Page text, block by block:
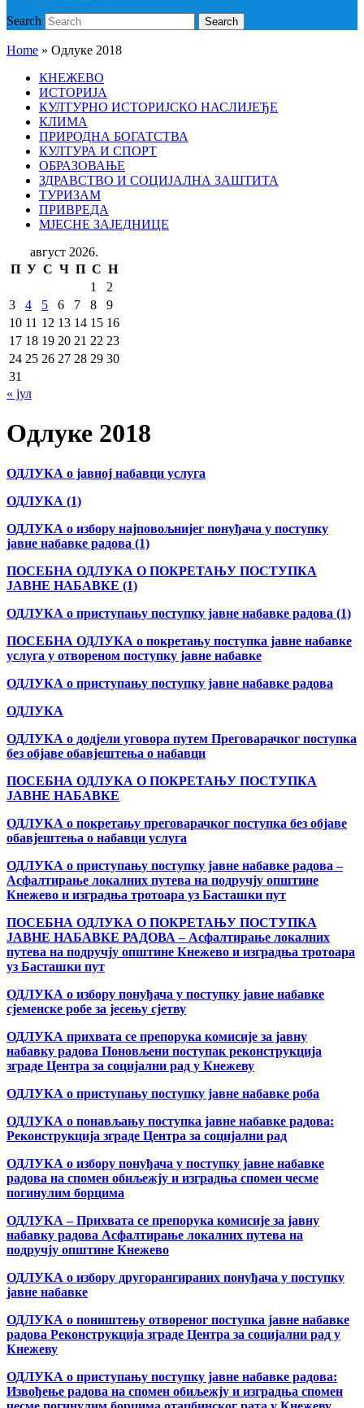
Search Search
Home » Одлуке 2018
КНЕЖЕВО
ИСТОРИЈА
КУЛТУРНО ИСТОРИЈСКО НАСЛИЈЕЂЕ
КЛИМА
ПРИРОДНА БОГАТСТВА
КУЛТУРА И СПОРТ
ОБРАЗОВАЊЕ
ЗДРАВСТВО И СОЦИЈАЛНА ЗАШТИТА
ТУРИЗАМ
ПРИВРЕДА
МЈЕСНЕ ЗАЈЕДНИЦЕ
август 2026.
П У С Ч П С Н
1
2
3
4 5 6 7 8
9
10 11 12 13 14 15 16
17 18 19 20 21 22 23
24 25 26 27 28 29 30
31
« јул
Одлуке 2018
ОДЛУКА о јавној набавци услуга
ОДЛУКА (1)
ОДЛУКА о избору најповољнијег понуђача у поступку
јавне набавке радова (1)
ПОСЕБНА ОДЛУКА О ПОКРЕТАЊУ ПОСТУПКА
ЈАВНЕ НАБАВКЕ (1)
ОДЛУКА о приступању поступку јавне набавке радова (1)
ПОСЕБНА ОДЛУКА о покретању поступка јавне набавке
услуга у отвореном поступку јавне набавке
ОДЛУКА о приступању поступку јавне набавке радова
ОДЛУКА
ОДЛУКА о додјели уговора путем Преговарачког поступка
без објаве обавјештења о набавци
ПОСЕБНА ОДЛУКА О ПОКРЕТАЊУ ПОСТУПКА
ЈАВНЕ НАБАВКЕ
ОДЛУКА о покретању преговарачког поступка без објаве
обавјештења о набавци услуга
ОДЛУКА о приступању поступку јавне набавке радова –
Асфалтирање локалних путева на подручју општине
Кнежево и изградња тротоара уз Басташки пут
ПОСЕБНА ОДЛУКА О ПОКРЕТАЊУ ПОСТУПКА
ЈАВНЕ НАБАВКЕ РАДОВА – Асфалтирање локалних
путева на подручју општине Кнежево и изградња тротоара
уз Басташки пут
ОДЛУКА о избору понуђача у поступку јавне набавке
сјеменске робе за јесењу сјетву
ОДЛУКА прихвата се препорука комисије за јавну
набавку радова Поновљени поступак реконструкција
зграде Центра за социјални рад у Кнежеву
ОДЛУКА о приступању поступку јавне набавке роба
ОДЛУКА о понављању поступка јавне набавке радова:
Реконструкција зграде Центра за социјални рад
ОДЛУКА о избору понуђача у поступку јавне набавке
радова на спомен обиљежју и изградња спомен чесме
погинулим борцима
ОДЛУКА – Прихвата се препорука комисије за јавну
набавку радова Асфалтирање локалних путева на
подручју општине Кнежево
ОДЛУКА о избору другорангираних понуђача у поступку
јавне набавке
ОДЛУКА о поништењу отвореног поступка јавне набавке
радова Реконструкција зграде Центра за социјални рад у
Кнежеву
ОДЛУКА о приступању поступку јавне набавке радова:
Извођење радова на спомен обиљежју и изградња спомен